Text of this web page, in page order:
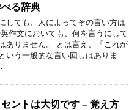
る辞典
しても、人によってその言い方は
作文においても、何を言うにして
ありません。 とは言え、「これが
いう一般的な言い回しはありま
ントは大切です – 覚え方